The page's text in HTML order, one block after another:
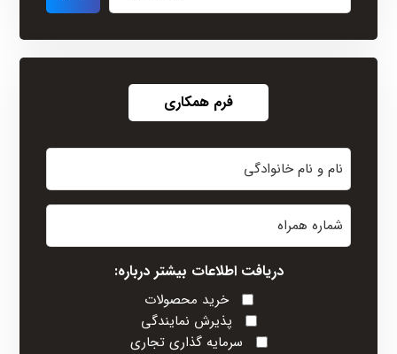
فرم همکاری
نام
(Required)
دریافت اطلاعات بیشتر درباره:
خرید محصولات
پذیرش نمایندگی
سرمایه گذاری تجاری